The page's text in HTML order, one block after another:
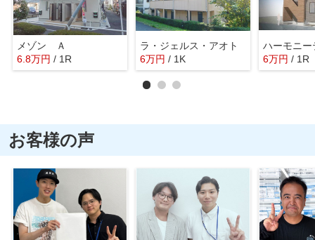
メゾン Ａ
6.8万円 / 1R
ラ・ジェルス・アオト
6万円 / 1K 6万円 / 1R
お客様の声